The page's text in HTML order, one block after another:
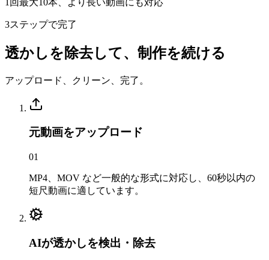
3ステップで完了
透かしを除去して、制作を続ける
アップロード、クリーン、完了。
元動画をアップロード
01
MP4、MOV など一般的な形式に対応し、60秒以内の
短尺動画に適しています。
AIが透かしを検出・除去